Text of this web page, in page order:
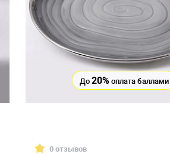
До 20% оплата баллами
0 отзывов